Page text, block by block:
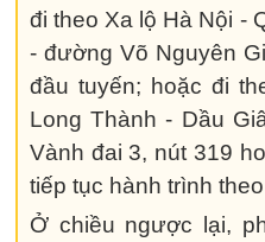
đi theo Xa lộ Hà Nội -
- đường Võ Nguyên
đầu tuyến; hoặc đi
Long Thành - Dầu
Vành đai 3, nút 319
tiếp tục hành trình
Ở chiều ngược lại,